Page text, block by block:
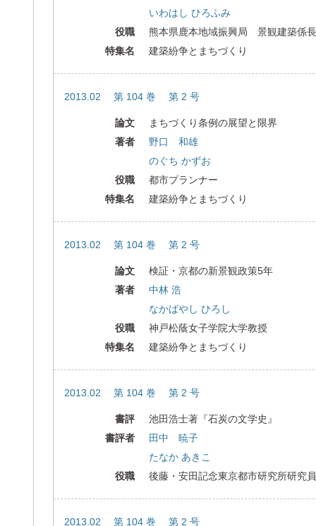
いわはし ひろふみ
役職
熊本県鹿本地域振興局 景観建築係長
特集名
建築紛争とまちづくり
2013.02 第 104 巻 第 2 号
論文
まちづくり条例の展望と限界
著者
野口 和雄
のぐち かずお
役職
都市プランナー
特集名
建築紛争とまちづくり
2013.02 第 104 巻 第 2 号
論文
検証・京都の新景観政策5年
著者
中林 浩
なかばやし ひろし
役職
神戸松蔭女子学院大学教授
特集名
建築紛争とまちづくり
2013.02 第 104 巻 第 2 号
書評
池田浩士著『石炭の文学史』
書評者
田中 暁子
たなか あきこ
役職
後藤・安田記念東京都市研究所研究員
2013.02 第 104 巻 第 2 号